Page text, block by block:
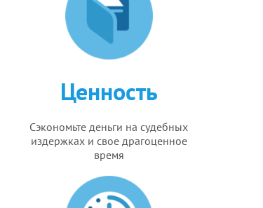
Ценность
Сэкономьте деньги на судебных
издержках и свое драгоценное
время